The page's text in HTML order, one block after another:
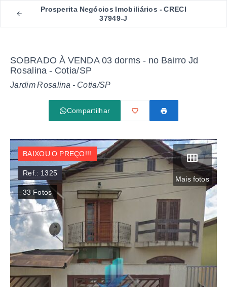
Prosperita Negócios Imobiliários - CRECI
37949-J
SOBRADO À VENDA 03 dorms - no Bairro Jd
Rosalina - Cotia/SP
Jardim Rosalina - Cotia/SP
Compartilhar
Mais fotos
BAIXOU O PREÇO!!!
Ref.: 1325
33Fotos